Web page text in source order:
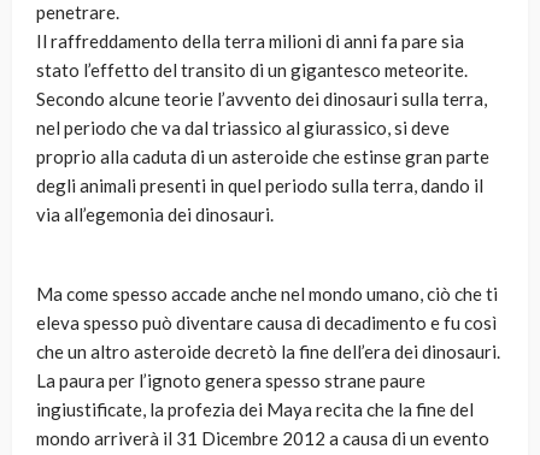
penetrare.
Il raffreddamento della terra milioni di anni fa pare sia
stato l’effetto del transito di un gigantesco meteorite.
Secondo alcune teorie l’avvento dei dinosauri sulla terra,
nel periodo che va dal triassico al giurassico, si deve
proprio alla caduta di un asteroide che estinse gran parte
degli animali presenti in quel periodo sulla terra, dando il
via all’egemonia dei dinosauri.
Ma come spesso accade anche nel mondo umano, ciò che ti
eleva spesso può diventare causa di decadimento e fu così
che un altro asteroide decretò la fine dell’era dei dinosauri.
La paura per l’ignoto genera spesso strane paure
ingiustificate, la profezia dei Maya recita che la fine del
mondo arriverà il 31 Dicembre 2012 a causa di un evento